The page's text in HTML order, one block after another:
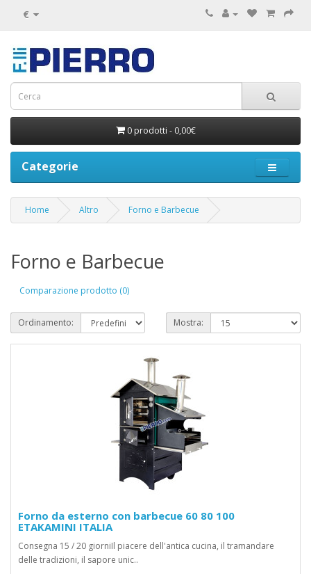
€
0 prodotti - 0,00€
Categorie
Home Altro Forno e Barbecue
Forno e Barbecue
Comparazione prodotto (0)
Ordinamento: Mostra:
Forno da esterno con barbecue 60 80 100
ETAKAMINI ITALIA
Consegna 15 / 20 giorniIl piacere dell'antica cucina, il tramandare
delle tradizioni, il sapore unic..